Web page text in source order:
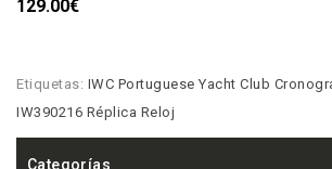
129.00€
Etiquetas: IWC Portuguese Yacht Club
IW390216 Réplica Reloj
Categorías